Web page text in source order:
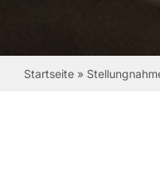
Startseite»